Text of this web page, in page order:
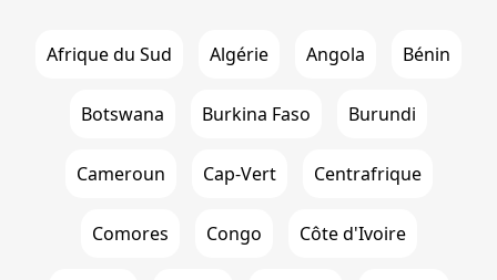
Afrique du Sud Algérie Angola Bénin
Botswana Burkina Faso Burundi
Cameroun Cap-Vert Centrafrique
Comores Congo Côte d'Ivoire